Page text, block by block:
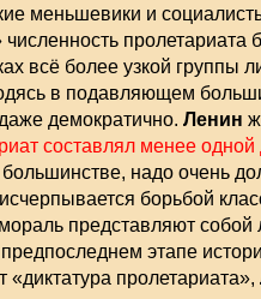
меньшевики и
пролетариата
всё более узкой группы
в подавляющем
демократично. Ленин
составлял менее одной
надо очень
борьбой
представляют
этапе
«диктатура пролетариата»,